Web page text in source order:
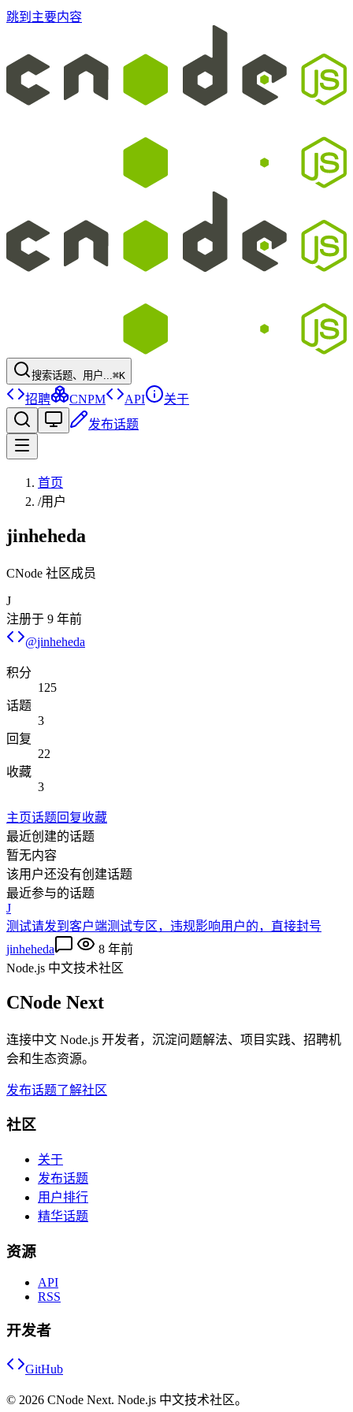
跳到主要内容
搜索话题、用户...⌘K
招聘 CNPM API
关于
发布话题
首页
/用户
jinheheda
CNode 社区成员
J
注册于 9 年前
@jinheheda
积分
125
话题
3
回复
22
收藏
3
主页话题回复收藏
最近创建的话题
暂无内容
该用户还没有创建话题
最近参与的话题
J
测试请发到客户端测试专区，违规影响用户的，直接封号
jinheheda
8 年前
Node.js 中文技术社区
CNode Next
连接中文 Node.js 开发者，沉淀问题解法、项目实践、招聘机
会和生态资源。
发布话题了解社区
社区
关于
发布话题
用户排行
精华话题
资源
API
RSS
开发者
GitHub
© 2026 CNode Next. Node.js 中文技术社区。